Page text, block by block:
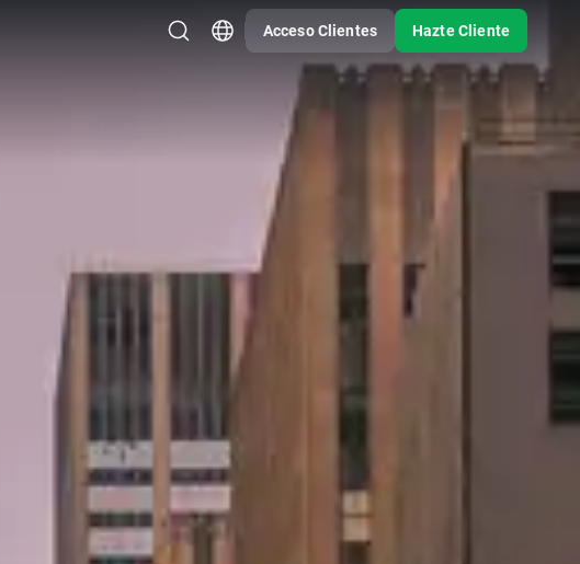
Acceso Clientes Hazte Cliente